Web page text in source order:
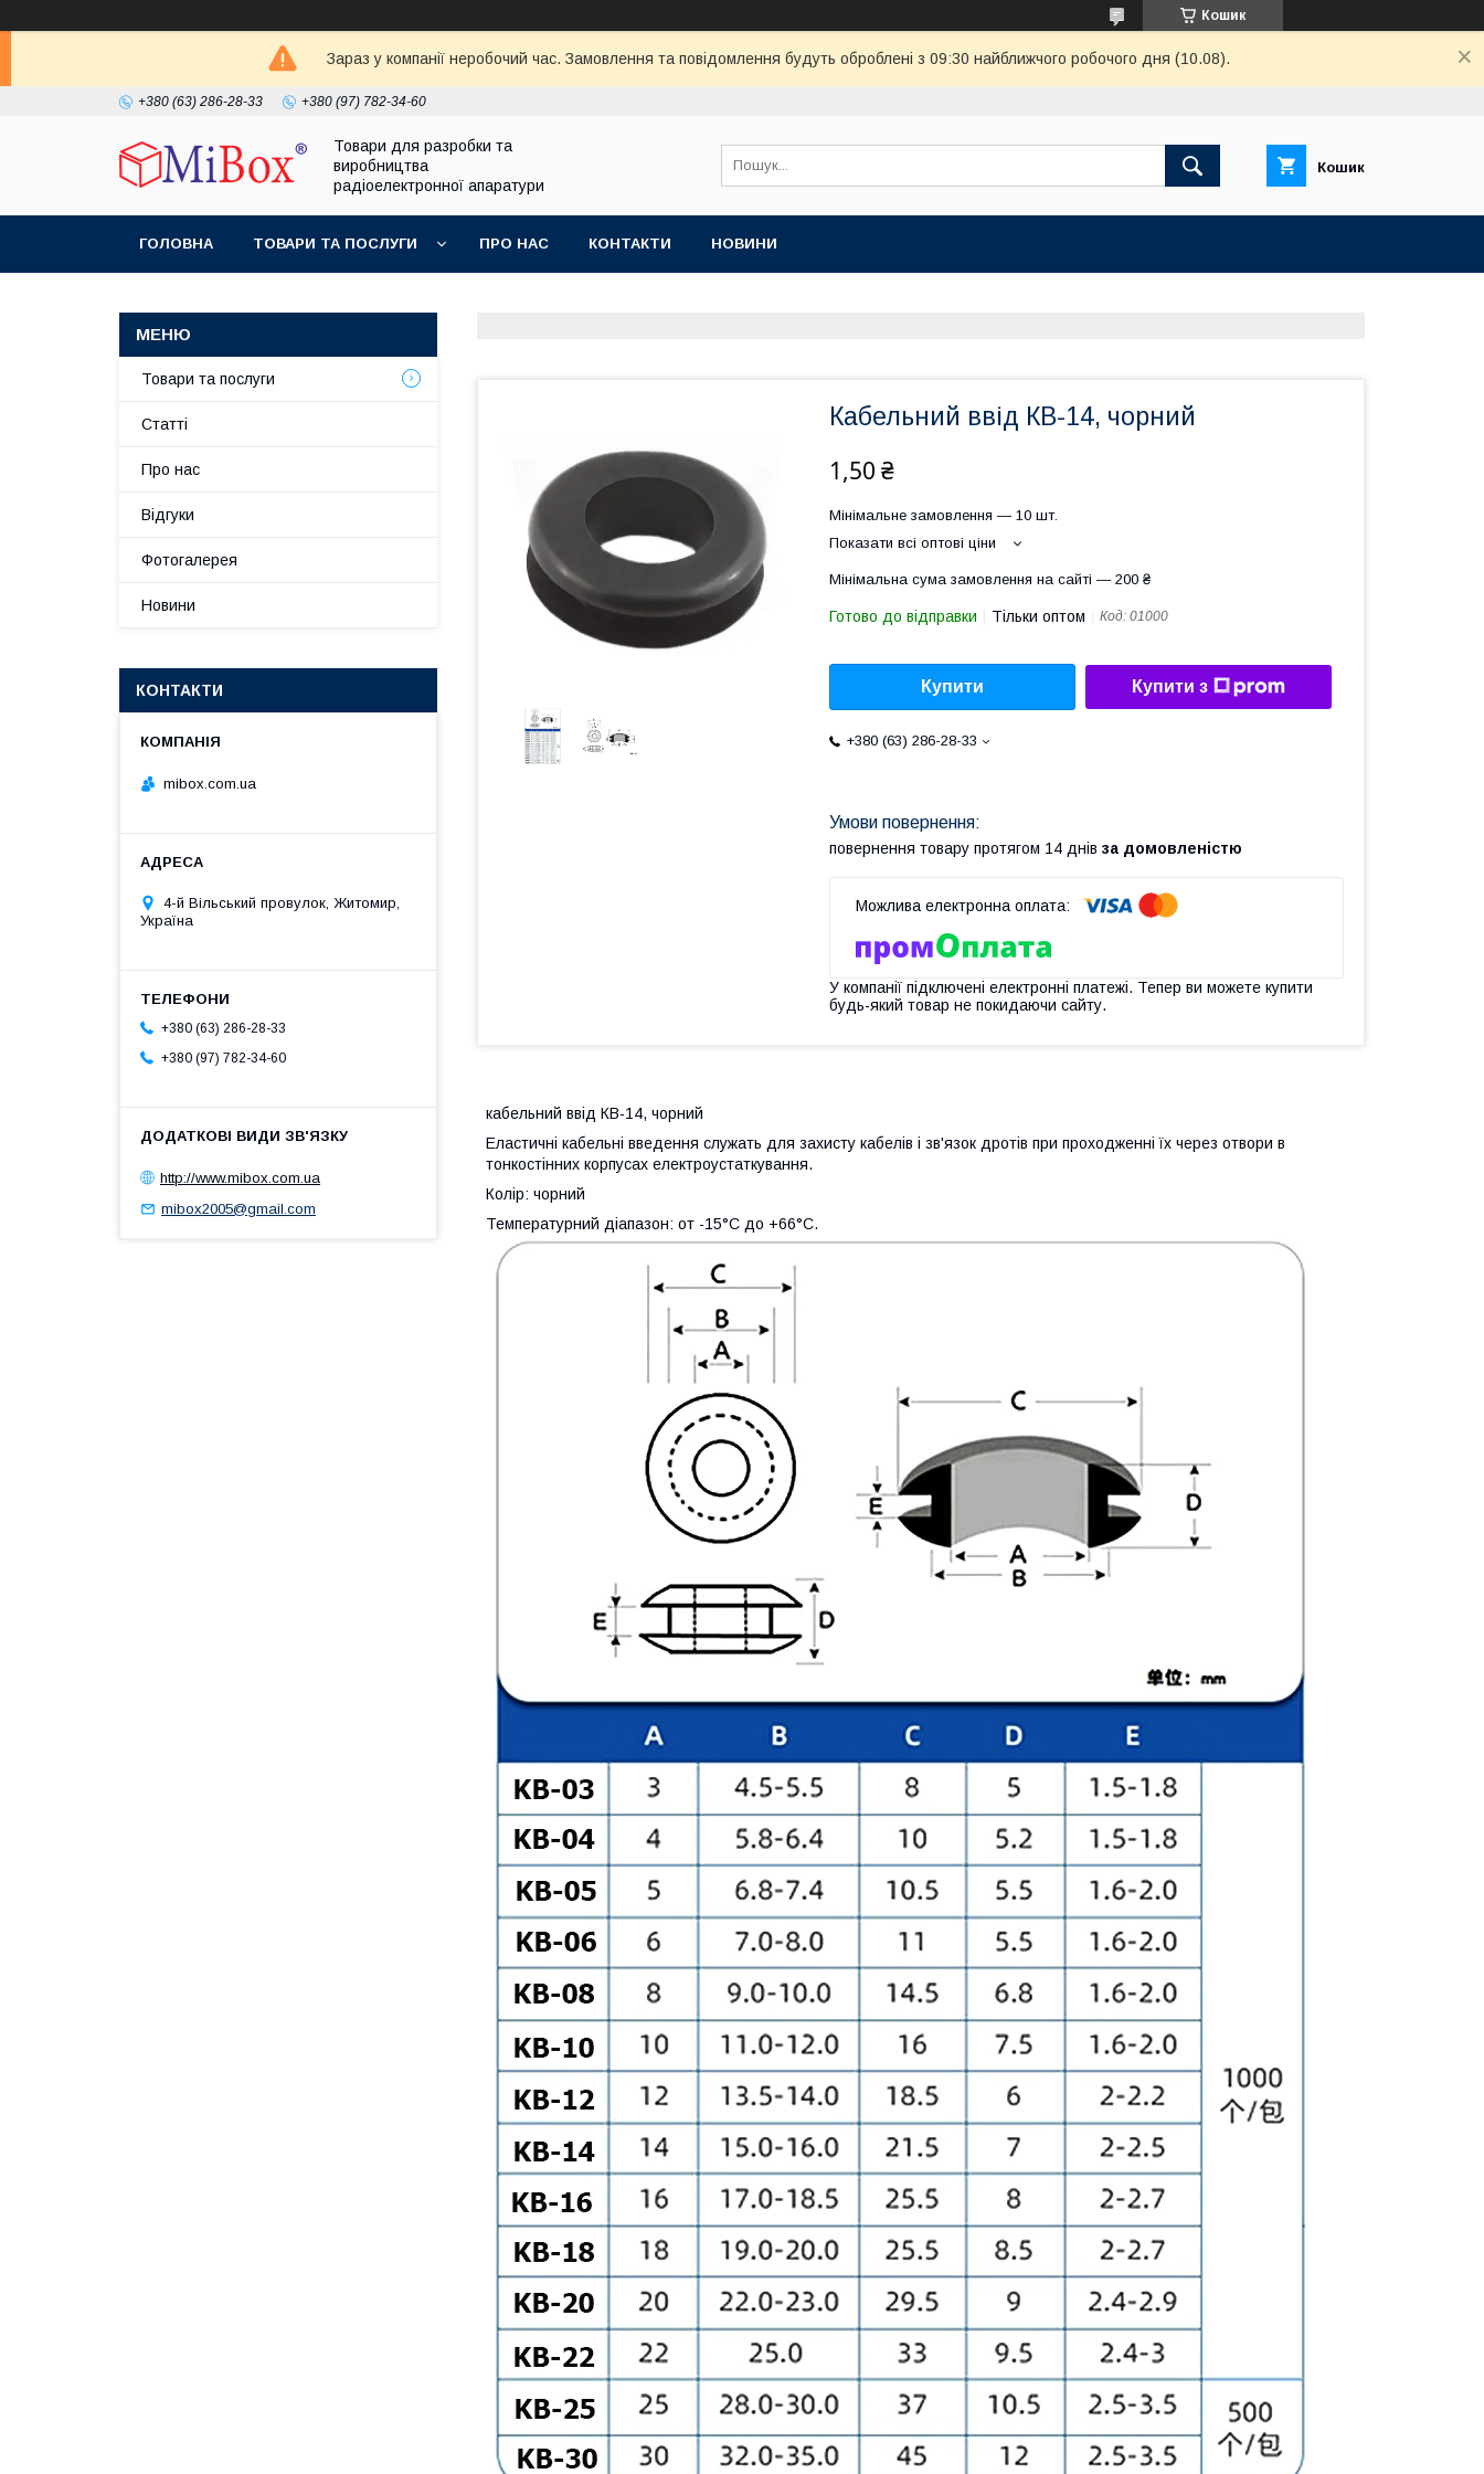
Кошик
Зараз у компанії неробочий час. Замовлення та повідомлення будуть оброблені з 09:30 найближчого робочого дня (10.08).
+380 (63) 286-28-33 +380 (97) 782-34-60
Товари для разробки та
виробництва
радіоелектронної апаратури
Кошик
ГОЛОВНА ТОВАРИ ТА ПОСЛУГИ ПРО НАС КОНТАКТИ НОВИНИ
Кабельний ввід КВ-14, чорний
1,50 ₴
Мінімальне замовлення — 10 шт.
Показати всі оптові ціни
Мінімальна сума замовлення на сайті — 200 ₴
Готово до відправки Тільки оптом Код: 01000
Купити Купити з
+380 (63) 286-28-33
повернення товару протягом 14 днів за домовленістю
У компанії підключені електронні платежі. Тепер ви можете купити
будь-який товар не покидаючи сайту.
кабельний ввід КВ-14, чорний
Еластичні кабельні введення служать для захисту кабелів і зв'язок дротів при проходженні їх через отвори в
тонкостінних корпусах електроустаткування.
Колір: чорний
Температурний діапазон: oт -15°C дo +66°C.
Товари та послуги
Статті
Про нас
Відгуки
Фотогалерея
Новини
КОНТАКТИ
mibox.com.ua
4-й Вільський провулок, Житомир,
Україна
+380 (63) 286-28-33
+380 (97) 782-34-60
http://www.mibox.com.ua
mibox2005@gmail.com